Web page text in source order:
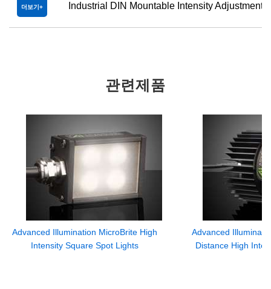
더보기 Industrial DIN Mountable Intensity Adjustment
관련제품
Advanced Illumination MicroBrite High
Intensity Square Spot Lights
Advanced
Distance High